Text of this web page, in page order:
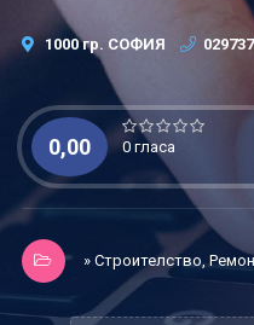
1000 гр. СОФИЯ
0,00 0 гласа
» Строителство,